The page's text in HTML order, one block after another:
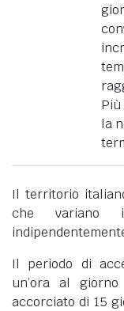
la
Il territorio
che variano
Il periodo di
un’ora al
accorciato di 15